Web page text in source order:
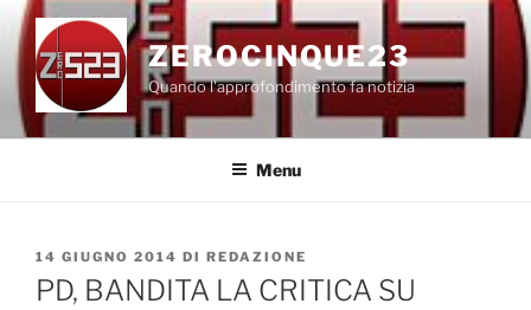
Salta
contenuto
ZEROCINQUE23
Quando l'approfondimento fa notizia
Menu
PUBBLICATO
IL
14 GIUGNO 2014 DI REDAZIONE
PD, BANDITA LA CRITICA SU